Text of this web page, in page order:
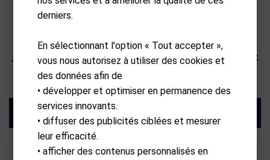
KIFFE GOLF
Versio - Olive
CHF 3,599.00 CHF
3,239.10
BLACK
CHF 3,599.00
CHF
derniers.
En sélectionnant l'option « Tout accepter »,
vous nous autorisez à utiliser des cookies et
des données afin de
• développer et optimiser en permanence des
services innovants.
• diffuser des publicités ciblées et mesurer
leur efficacité.
• afficher des contenus personnalisés en